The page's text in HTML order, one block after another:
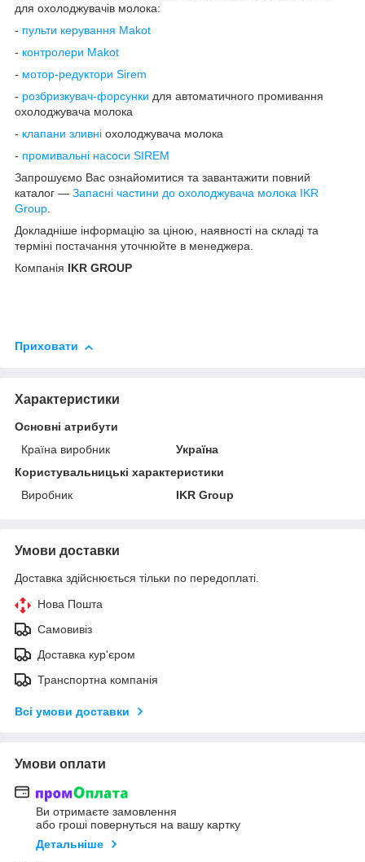
для охолоджувачів молока:
- пульти керування Makot
- контролери Makot
- мотор-редуктори Sirem
- розбризкувач-форсунки для автоматичного промивання
охолоджувача молока
- клапани зливні охолоджувача молока
- промивальні насоси SIREM
Запрошуємо Вас ознайомитися та завантажити повний
каталог — Запасні частини до охолоджувача молока IKR
Group.
Докладніше інформацію за ціною, наявності на складі та
терміні постачання уточнюйте в менеджера.
Компанія IKR GROUP
Приховати
Характеристики
Основні атрибути
Країна виробник
Україна
Користувальницькі характеристики
Виробник
IKR Group
Умови доставки
Доставка здійснюється тільки по передоплаті.
Нова Пошта
Самовивіз
Доставка кур'єром
Транспортна компанія
Всі умови доставки
Умови оплати
Ви отримаєте замовлення
або гроші повернуться на вашу картку
Детальніше